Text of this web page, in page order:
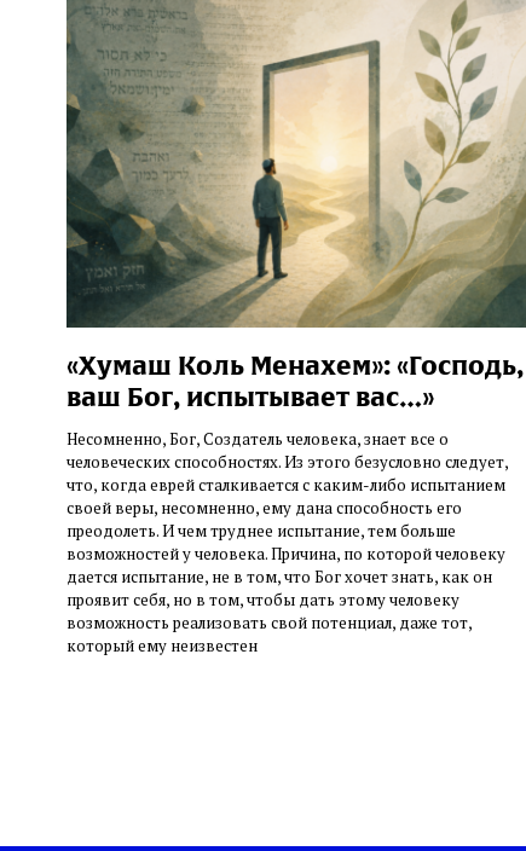
«Хумаш Коль Менахем»: «Господь,
ваш Бог, испытывает вас…»
Несомненно, Бог, Создатель человека, знает все о
человеческих способностях. Из этого безусловно следует,
что, когда еврей сталкивается с каким-либо испытанием
своей веры, несомненно, ему дана способность его
преодолеть. И чем труднее испытание, тем больше
возможностей у человека. Причина, по которой человеку
дается испытание, не в том, что Бог хочет знать, как он
проявит себя, но в том, чтобы дать этому человеку
возможность реализовать свой потенциал, даже тот,
который ему неизвестен